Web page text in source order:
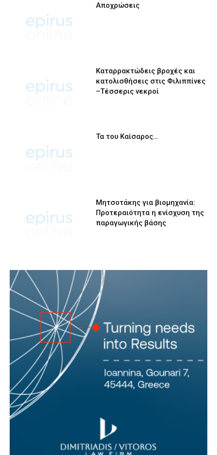
Αποχρώσεις
Καταρρακτώδεις βροχές και
κατολισθήσεις στις Φιλιππίνες
–Τέσσερις νεκροί
Τα του Καίσαρος…
Μητσοτάκης για βιομηχανία:
Προτεραιότητα η ενίσχυση της
παραγωγικής βάσης